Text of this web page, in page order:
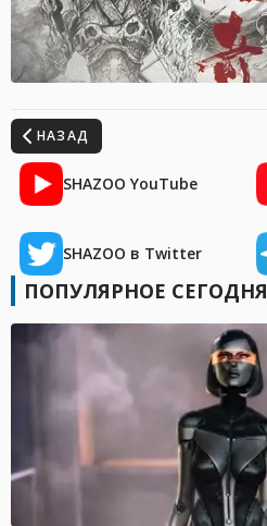
НАЗАД
SHAZOO YouTube
SHAZOO в Twitter
ПОПУЛЯРНОЕ СЕГОДНЯ